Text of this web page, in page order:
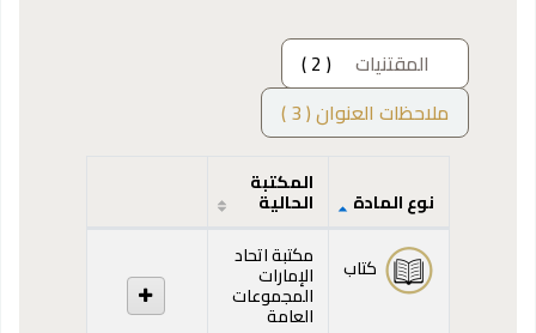
المقتنيات
( 2 )
ملاحظات العنوان ( 3 )
المقتنيات
نوع المادة
المكتبة
الحالية
كتاب مكتبة اتحاد
الإمارات
المجموعات
العامة